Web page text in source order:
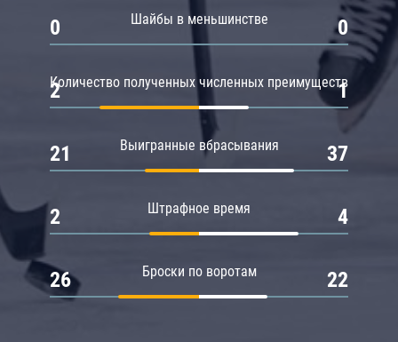
Шайбы в меньшинстве
0 0
Количество полученных численных преимуществ
2 1
Выигранные вбрасывания
21 37
Штрафное время
2 4
Броски по воротам
26 22